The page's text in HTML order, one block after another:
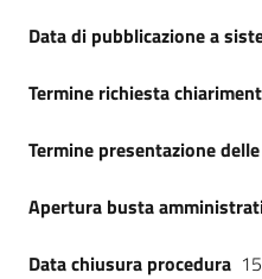
Data di pubblicazione a
Termine richiesta
Termine presentazione
Apertura busta
Data chiusura procedura